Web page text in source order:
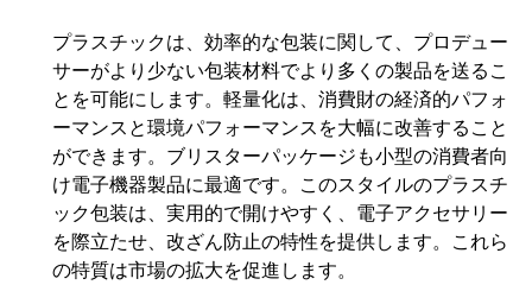
プラスチックは、効率的な包装に関して、プロデュー
サーがより少ない包装材料でより多くの製品を送るこ
とを可能にします。軽量化は、消費財の経済的パフォ
ーマンスと環境パフォーマンスを大幅に改善すること
ができます。ブリスターパッケージも小型の消費者向
け電子機器製品に最適です。このスタイルのプラスチ
ック包装は、実用的で開けやすく、電子アクセサリー
を際立たせ、改ざん防止の特性を提供します。これら
の特質は市場の拡大を促進します。